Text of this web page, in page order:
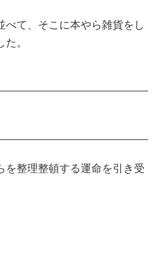
て、そこに本やら雑貨をし
。
を整理整頓する運命を引き受